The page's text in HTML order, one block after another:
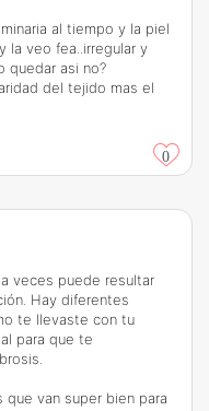
al tiempo y la piel
la veo fea..irregular y
quedar asi no?
del tejido mas el
0
veces puede resultar
Hay diferentes
te llevaste con tu
para que te
van super bien para